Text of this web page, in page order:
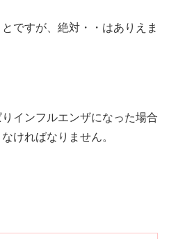
ですが、絶対・・はありえま
インフルエンザになった場合
ければなりません。